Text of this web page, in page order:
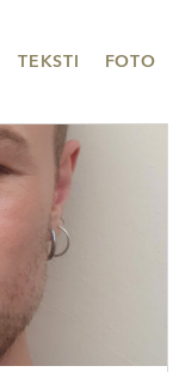
TEKSTI FOTO